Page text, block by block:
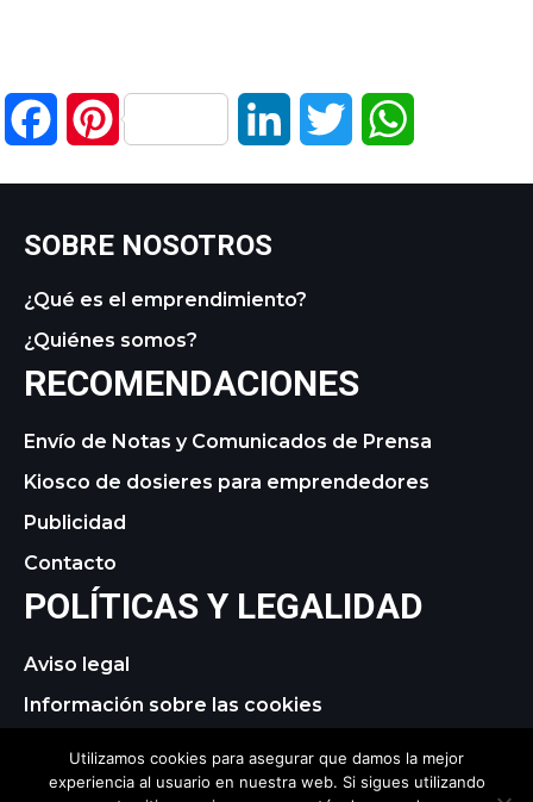
FacebookPinterest LinkedIn Twitter
SOBRE NOSOTROS
¿Qué es el emprendimiento?
¿Quiénes somos?
RECOMENDACIONES
Envío de Notas y Comunicados de Prensa
Kiosco de dosieres para emprendedores
Publicidad
Contacto
POLÍTICAS Y LEGALIDAD
Aviso legal
Información sobre las cookies
Utilizamos cookies para asegurar que damos la mejor
experiencia al usuario en nuestra web. Si sigues utilizando